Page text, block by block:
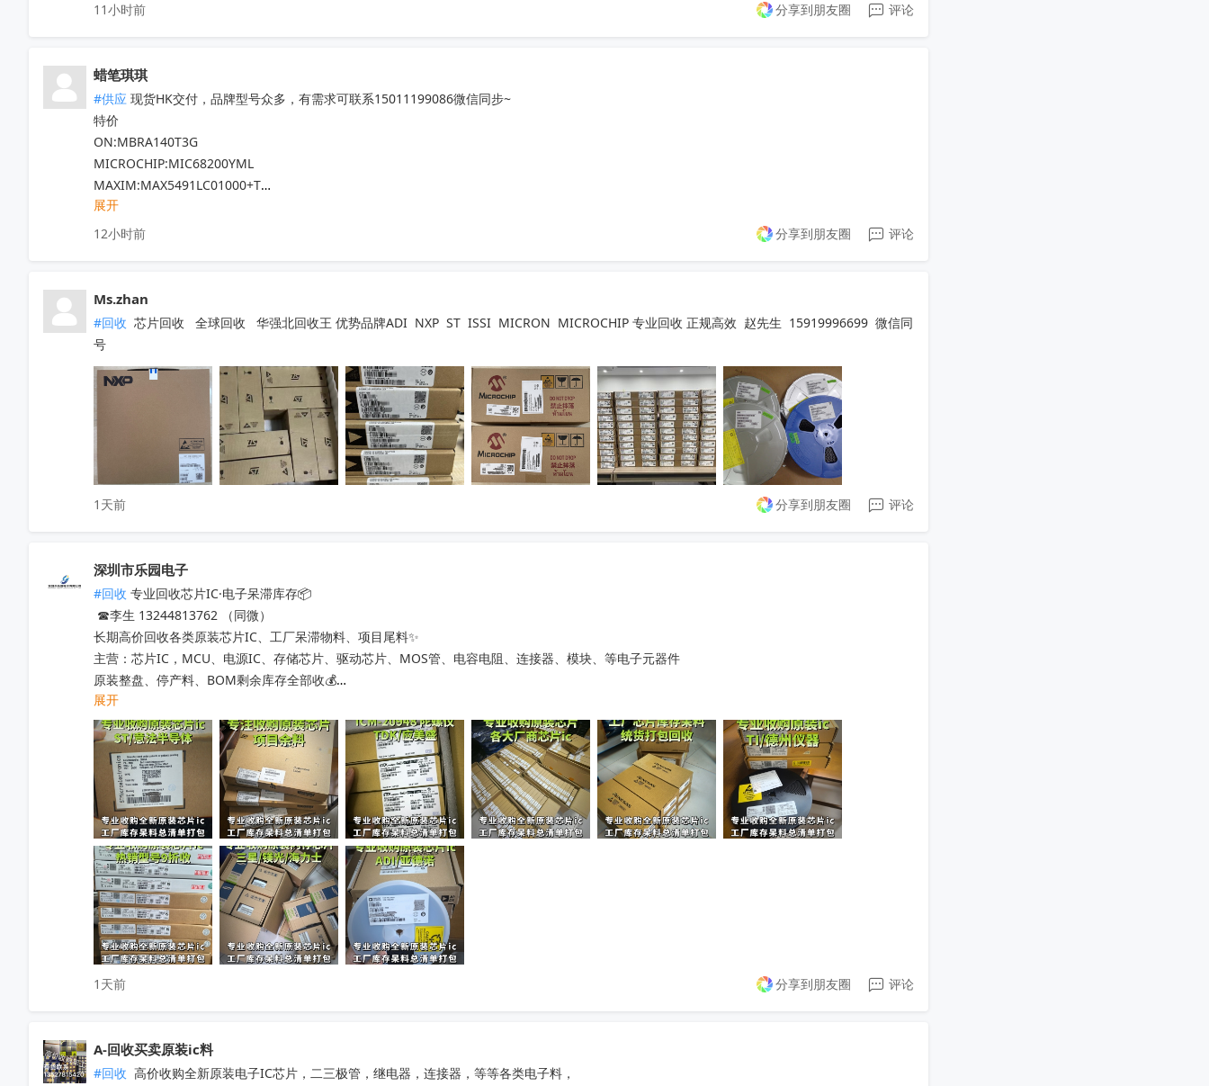
DS250DF810ABVR
LM5101AMX
现货靓货！不容错过！
收起
11小时前
分享到朋友圈 评论
蜡笔琪琪
#供应 现货HK交付，品牌型号众多，有需求可联系15011199086微信同步~
特价
ON:MBRA140T3G
MICROCHIP:MIC68200YML
MAXIM:MAX5491LC01000+T
ADI:ADP7182AUJZ-R7
其他PN可沟通确认
展开
12小时前
分享到朋友圈 评论
Ms.zhan
#回收 芯片回收   全球回收   华强北回收王 优势品牌ADI  NXP  ST  ISSI  MICRON  MICROCHIP 专业回收 正规高效  赵先生  15919996699  微信同
号
1天前 分享到朋友圈 评论
深圳市乐园电子
#回收 专业回收芯片IC·电子呆滞库存📦
☎李生 13244813762 （同微）
长期高价回收各类原装芯片IC、工厂呆滞物料、项目尾料✨
主营：芯片IC，MCU、电源IC、存储芯片、驱动芯片、MOS管、电容电阻、连接器、模块、等电子元器件
原装整盘、停产料、BOM剩余库存全部收💰
工厂清仓、项目取消、仓库积压、过期呆滞物料均可处理
专业人员上门清点核验，报价透明无套路，现款现结不压款💴
小批量散料、大批量整仓囤货统一打包回收，全程保密处理
快速清空仓库，释放仓储空间，高效盘活闲置物料回笼资金
覆盖全国上门收货，珠三角、深圳区域当日上门看货📱
只需提供型号、数量、实物照片，免费快速精准估价
无中间商层层压价，出价高于同行，一站式清库存省心省力
有闲置电子库存欢迎随时联系洽谈！
收起
展开
1天前 分享到朋友圈 评论
A-回收买卖原装ic料
#回收 高价收购全新原装电子IC芯片，二三极管，继电器，连接器，等等各类电子料，